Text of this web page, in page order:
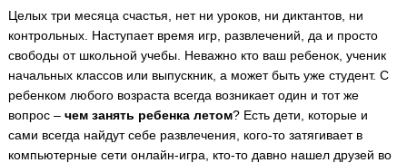
Целых три месяца счастья, нет ни уроков, ни диктантов, ни
контрольных. Наступает время игр, развлечений, да и просто
свободы от школьной учебы. Неважно кто ваш ребенок, ученик
начальных классов или выпускник, а может быть уже студент. С
ребенком любого возраста всегда возникает один и тот же
вопрос – чем занять ребенка летом? Есть дети, которые и
сами всегда найдут себе развлечения, кого-то затягивает в
компьютерные сети онлайн-игра, кто-то давно нашел друзей во